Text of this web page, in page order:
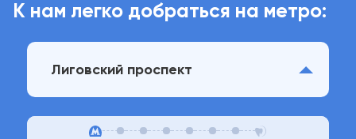
К нам легко добраться на метро:
Лиговский проспект